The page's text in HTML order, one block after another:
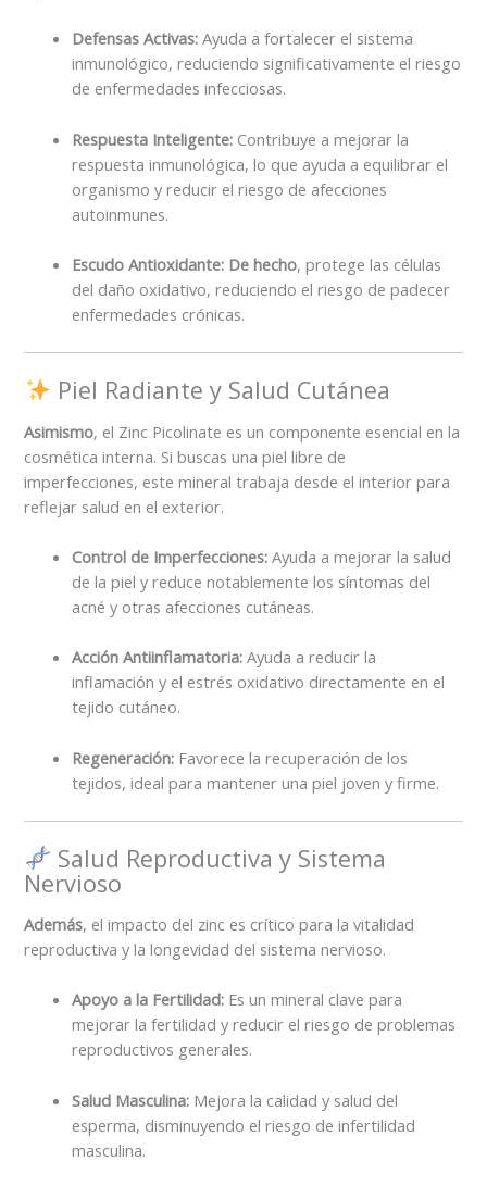
Defensas Activas: Ayuda a fortalecer el sistema
inmunológico, reduciendo significativamente el riesgo
de enfermedades infecciosas.
Respuesta Inteligente: Contribuye a mejorar la
respuesta inmunológica, lo que ayuda a equilibrar el
organismo y reducir el riesgo de afecciones
autoinmunes.
Escudo Antioxidante: De hecho, protege las células
del daño oxidativo, reduciendo el riesgo de padecer
enfermedades crónicas.
Piel Radiante y Salud Cutánea
Asimismo, el Zinc Picolinate es un componente esencial en la
cosmética interna. Si buscas una piel libre de
imperfecciones, este mineral trabaja desde el interior para
reflejar salud en el exterior.
Control de Imperfecciones: Ayuda a mejorar la salud
de la piel y reduce notablemente los síntomas del
acné y otras afecciones cutáneas.
Acción Antiinflamatoria: Ayuda a reducir la
inflamación y el estrés oxidativo directamente en el
tejido cutáneo.
Regeneración: Favorece la recuperación de los
tejidos, ideal para mantener una piel joven y firme.
Salud Reproductiva y Sistema
Nervioso
Además, el impacto del zinc es crítico para la vitalidad
reproductiva y la longevidad del sistema nervioso.
Apoyo a la Fertilidad: Es un mineral clave para
mejorar la fertilidad y reducir el riesgo de problemas
reproductivos generales.
Salud Masculina: Mejora la calidad y salud del
esperma, disminuyendo el riesgo de infertilidad
masculina.